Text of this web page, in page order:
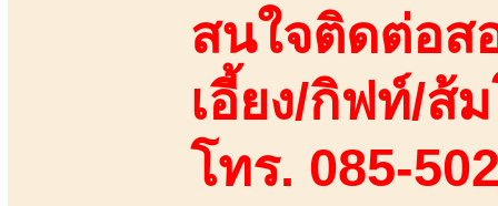
สนใจติดต่อส
เอี้ยง/กิฟท์/ส้
โทร. 085-